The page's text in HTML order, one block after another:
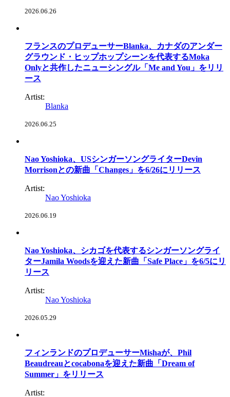
2026.06.26
フランスのプロデューサーBlanka、カナダのアンダー
グラウンド・ヒップホップシーンを代表するMoka
Onlyと共作したニューシングル「Me and You」をリリ
ース
Artist:
Blanka
2026.06.25
Nao Yoshioka、USシンガーソングライターDevin
Morrisonとの新曲「Changes」を6/26にリリース
Artist:
Nao Yoshioka
2026.06.19
Nao Yoshioka、シカゴを代表するシンガーソングライ
ターJamila Woodsを迎えた新曲「Safe Place」を6/5にリ
リース
Artist:
Nao Yoshioka
2026.05.29
フィンランドのプロデューサーMishaが、Phil
Beaudreauとcocabonaを迎えた新曲「Dream of
Summer」をリリース
Artist: